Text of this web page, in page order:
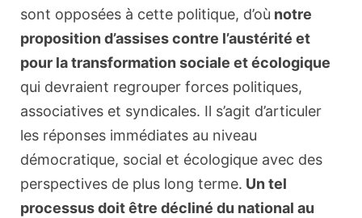
sont opposées à cette politique, d’où notre
proposition d’assises contre l’austérité et
pour la transformation sociale et écologique
qui devraient regrouper forces politiques,
associatives et syndicales. Il s’agit d’articuler
les réponses immédiates au niveau
démocratique, social et écologique avec des
perspectives de plus long terme. Un tel
processus doit être décliné du national au